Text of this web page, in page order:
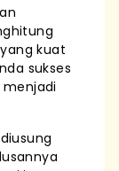
kuat
sukses